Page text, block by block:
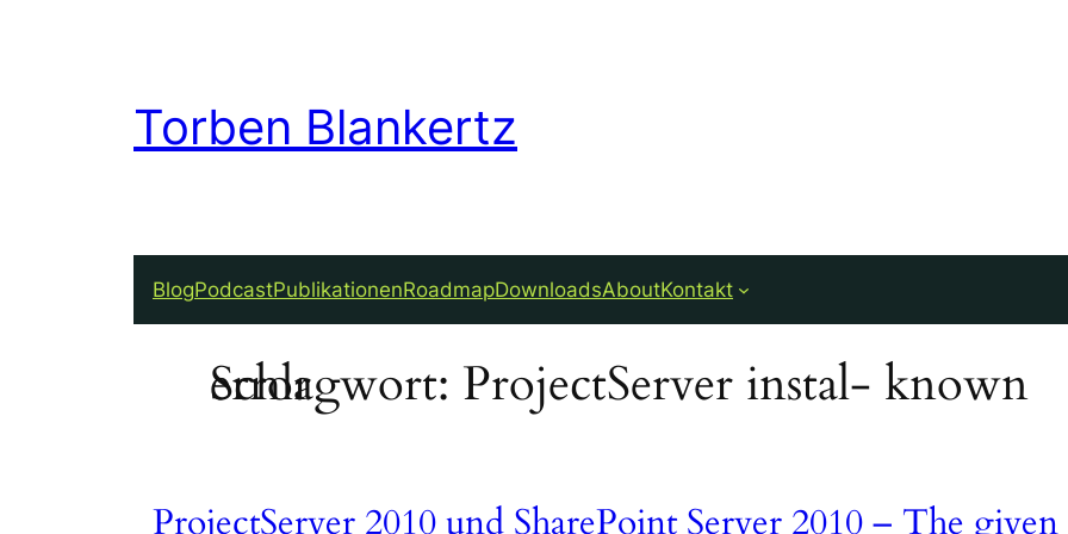
Torben Blankertz
BlogPodcastPublikationenRoadmapDownloadsAboutKontakt
Schlagwort:
ProjectServer instal- known error
ProjectServer 2010 und SharePoint Server 2010 – The given